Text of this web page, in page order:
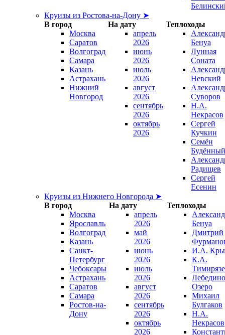
Круизы из Ростова-на-Дону ➤
В город
На дату
Теплоходы
Москва
Саратов
Волгоград
Самара
Казань
Астрахань
Нижний
Новгород
апрель
2026
июнь
2026
июль
2026
август
2026
сентябрь
2026
октябрь
2026
Бенуа
Лунная
Соната
Невский
Суворов
Н.А.
Некрасов
Сергей
Кучкин
Семён
Будённый
Радищев
Сергей
Есенин
Круизы из Нижнего Новгорода ➤
В город
На дату
Теплоходы
Москва
Ярославль
Волгоград
Казань
Санкт-
Петербург
Чебоксары
Астрахань
Саратов
Самара
Ростов-на-
Дону
апрель
2026
май
2026
июнь
2026
июль
2026
август
2026
сентябрь
2026
октябрь
2026
Бенуа
Дмитрий
И.А.
К.А.
Озеро
Михаил
Булгаков
Н.А.
Некрасов